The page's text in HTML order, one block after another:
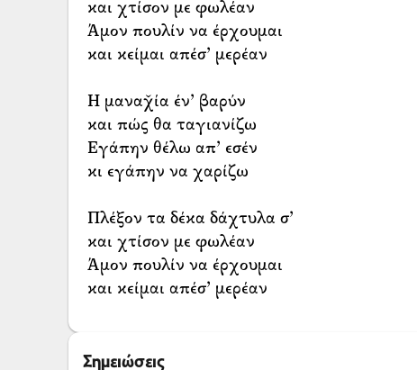
και χτίσον με φωλέαν
Άμον πουλίν να έρχουμαι
και κείμαι απέσ’ μερέαν
Η μαναχ̌ία έν’ βαρύν
και πώς θα ταγιανίζω
Εγάπην θέλω απ’ εσέν
κι εγάπην να χαρίζω
Πλέξον τα δέκα δάχτυλα σ’
και χτίσον με φωλέαν
Άμον πουλίν να έρχουμαι
και κείμαι απέσ’ μερέαν
Σημειώσεις